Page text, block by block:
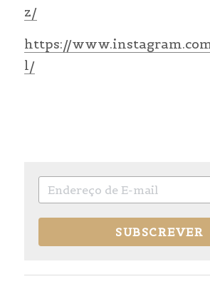
z/
https://
l/
SUBSCREVER